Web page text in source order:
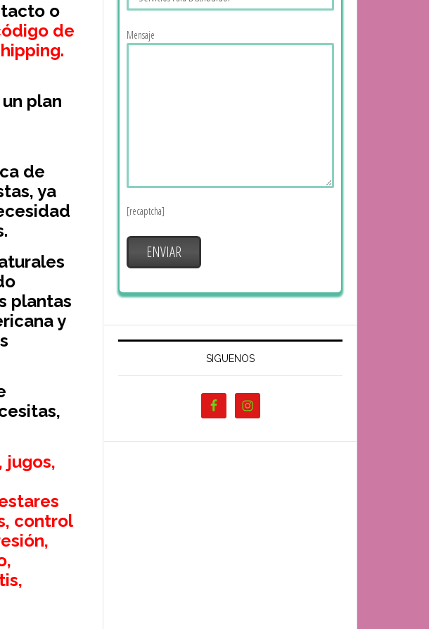
o
de
plan
de
ya
plantas
y
jugos,
control
Mensaje
[recaptcha]
SIGUENOS